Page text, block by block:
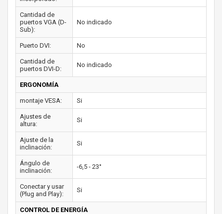
Cantidad de
puertos VGA (D-
Sub):
No indicado
Puerto DVI: No
Cantidad de
puertos DVI-D:
No indicado
ERGONOMÍA
montaje VESA: Si
Ajustes de
altura:
Si
Ajuste de la
inclinación:
Si
Ángulo de
inclinación:
-6,5 - 23°
Conectar y usar
(Plug and Play):
Si
CONTROL DE ENERGÍA